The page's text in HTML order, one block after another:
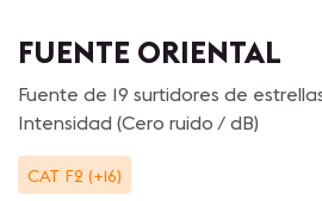
FUENTE ORIENTAL
Fuente de 19 surtidores de
Intensidad (Cero ruido / dB)
CAT F2 (+16)